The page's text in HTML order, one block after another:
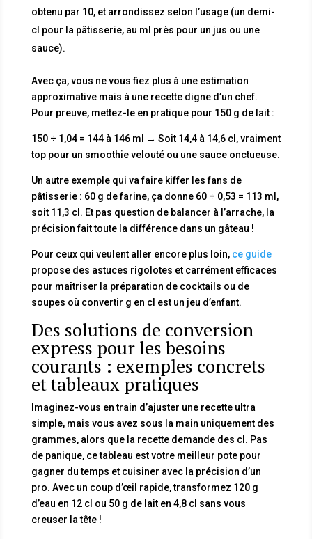
obtenu par 10, et arrondissez selon l’usage (un demi-
cl pour la pâtisserie, au ml près pour un jus ou une
sauce).
Avec ça, vous ne vous fiez plus à une estimation
approximative mais à une recette digne d’un chef.
Pour preuve, mettez-le en pratique pour 150 g de lait :
150 ÷ 1,04 = 144 à 146 ml → Soit 14,4 à 14,6 cl, vraiment
top pour un smoothie velouté ou une sauce onctueuse.
Un autre exemple qui va faire kiffer les fans de
pâtisserie : 60 g de farine, ça donne 60 ÷ 0,53 = 113 ml,
soit 11,3 cl. Et pas question de balancer à l’arrache, la
précision fait toute la différence dans un gâteau !
Pour ceux qui veulent aller encore plus loin, ce guide
propose des astuces rigolotes et carrément efficaces
pour maîtriser la préparation de cocktails ou de
soupes où convertir g en cl est un jeu d’enfant.
Des solutions de conversion
express pour les besoins
courants : exemples concrets
et tableaux pratiques
Imaginez-vous en train d’ajuster une recette ultra
simple, mais vous avez sous la main uniquement des
grammes, alors que la recette demande des cl. Pas
de panique, ce tableau est votre meilleur pote pour
gagner du temps et cuisiner avec la précision d’un
pro. Avec un coup d’œil rapide, transformez 120 g
d’eau en 12 cl ou 50 g de lait en 4,8 cl sans vous
creuser la tête !